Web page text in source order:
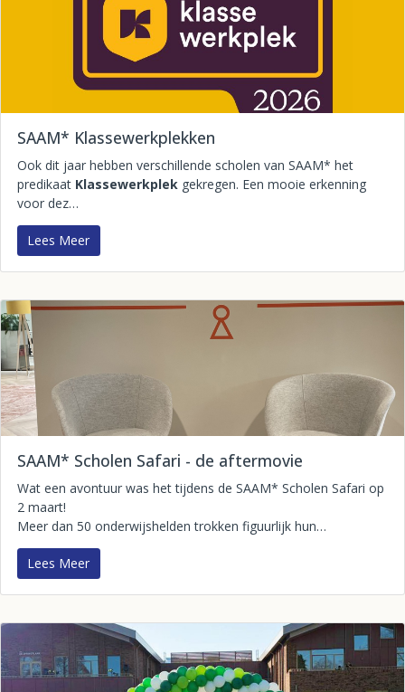
SAAM* Klassewerkplekken
Ook dit jaar hebben verschillende scholen van SAAM* het
predikaat Klassewerkplekgekregen. Een mooie erkenning
voor dez…
Lees Meer
SAAM* Scholen Safari - de aftermovie
Wat een avontuur was het tijdens de SAAM* Scholen Safari op
2 maart!
Meer dan 50 onderwijshelden trokken figuurlijk hun…
Lees Meer